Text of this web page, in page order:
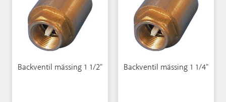
Backventil mässing 1 1/2" Backventil mässing 1 1/4"